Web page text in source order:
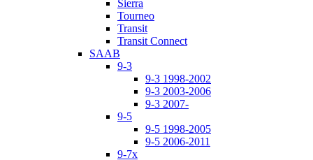
Sierra
Tourneo
Transit
Transit Connect
SAAB
9-3
9-3 1998-2002
9-3 2003-2006
9-3 2007-
9-5
9-5 1998-2005
9-5 2006-2011
9-7x